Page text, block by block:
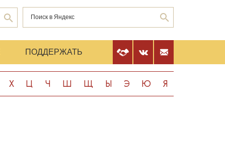
ПОДДЕРЖАТЬ
Х Ц Ч Ш Щ Ы Э Ю Я